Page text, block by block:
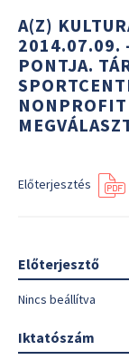
A(Z)
2014.07.09.
PONTJA.
Előterjesztés
Előterjesztő
Nincs beállítva
Iktatószám